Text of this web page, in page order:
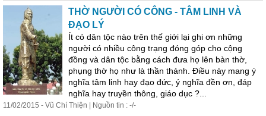
THỜ NGƯỜI CÓ CÔNG - TÂM LINH VÀ
ĐẠO LÝ
Ít có dân tộc nào trên thế giới lại ghi ơn những
người có nhiều công trạng đóng góp cho cộng
đồng và dân tộc bằng cách đưa họ lên bàn thờ,
phụng thờ họ như là thần thánh. Điều này mang ý
nghĩa tâm linh hay đạo đức, ý nghĩa đền ơn, đáp
nghĩa hay truyền thông, giáo dục ?...
11/02/2015 - Vũ Chí Thiện | Nguồn tin : -/-